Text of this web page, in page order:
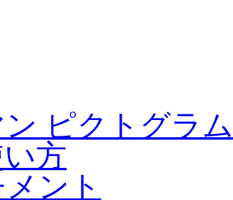
ン ピクトグラ
方
ント